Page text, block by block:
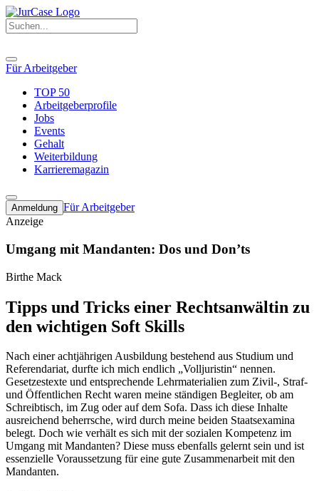
Für Arbeitgeber
TOP 50
Arbeitgeberprofile
Jobs
Events
Gehalt
Weiterbildung
Karrieremagazin
Anmeldung Für Arbeitgeber
Anzeige
Umgang mit Mandanten: Dos und Don’ts
Birthe Mack
Tipps und Tricks einer Rechtsanwältin zu
den wichtigen Soft Skills
Nach einer achtjährigen Ausbildung bestehend aus Studium und
Referendariat, durfte ich mich endlich „Volljuristin“ nennen.
Gesetzestexte und entsprechende Lehrmaterialien zum Zivil-, Straf-
und Öffentlichen Recht waren meine ständigen Begleiter, ob am
Schreibtisch, im Zug oder auf dem Sofa. Dass ich diese Inhalte
ausreichend beherrsche, wird durch meine beiden Staatsexamina
belegt. Doch wie verhält es sich mit der sozialen Kompetenz im
Umgang mit Mandanten? Diese muss ebenfalls gelernt sein und ist
essenzielle Voraussetzung für eine gute Zusammenarbeit mit den
Mandanten.